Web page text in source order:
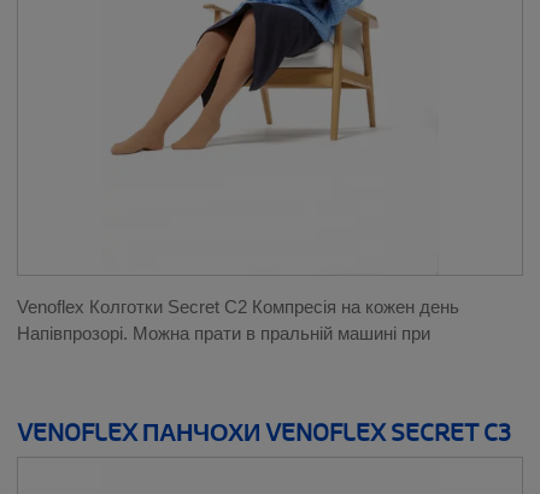
Venoflex Колготки Secret C2 Компресія на кожен день
Напівпрозорі. Можна прати в пральній машині при
VENOFLEX ПАНЧОХИ VENOFLEX SECRET C3